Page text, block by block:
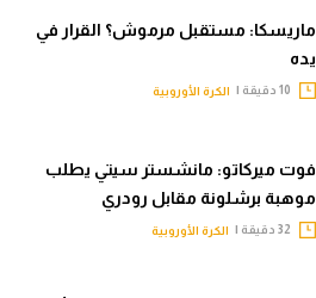
ماريسكا: مستقبل مرموش؟ القرار في
يده
الكرة الأوروبية
فوت ميركاتو: مانشستر سيتي يطلب
موهبة برشلونة مقابل رودري
الكرة الأوروبية